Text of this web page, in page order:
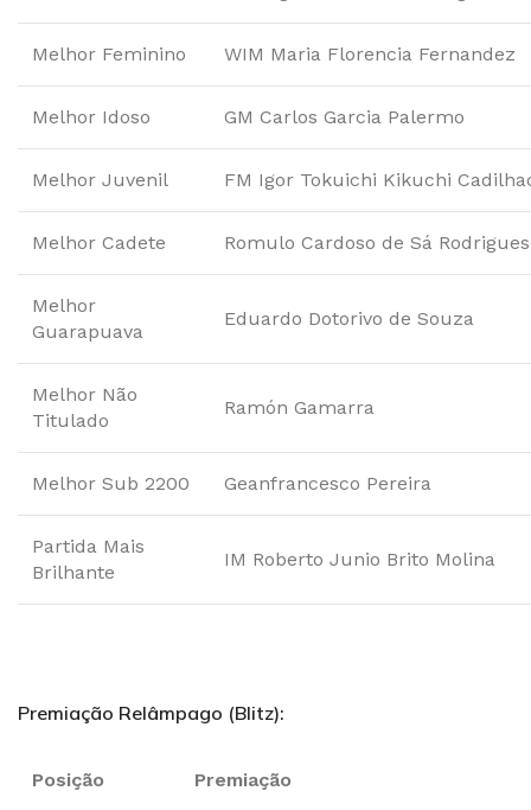
Melhor Feminino WIM Maria Florencia Fernandez
Melhor Idoso GM Carlos Garcia Palermo
Melhor Juvenil FM Igor Tokuichi Kikuchi
Melhor Cadete Romulo Cardoso de Sá
Melhor
Guarapuava
Eduardo Dotorivo de Souza
Melhor Não
Titulado
Ramón Gamarra
Melhor Sub 2200 Geanfrancesco Pereira
Partida Mais
Brilhante
IM Roberto Junio Brito Molina
Premiação Relâmpago (Blitz):
Posição Premiação